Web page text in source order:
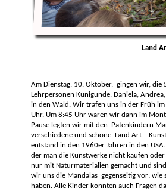
Land
Am Dienstag, 10. Oktober, gingen wir, die
Lehrpersonen Kunigunde, Daniela,
in den Wald. Wir trafen uns in der Früh
Uhr. Um 8:45 Uhr waren wir dann im
Pause legten wir mit den Patenkindern
verschiedene und schöne Land Art –
entstand in den 1960er Jahren in den
der man die Kunstwerke nicht kaufen
nur mit Naturmaterialien gemacht und
wir uns die Mandalas gegenseitig vor: wie
haben. Alle Kinder konnten auch Fragen